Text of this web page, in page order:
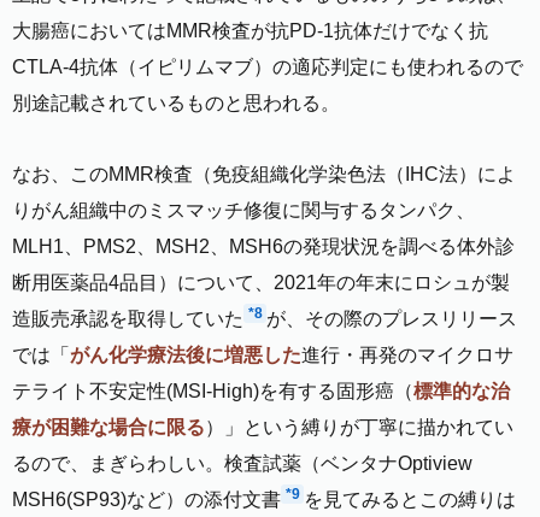
大腸癌においてはMMR検査が抗PD-1抗体だけでなく抗
CTLA-4抗体（イピリムマブ）の適応判定にも使われるので
別途記載されているものと思われる。
なお、このMMR検査（免疫組織化学染色法（IHC法）によ
りがん組織中のミスマッチ修復に関与するタンパク、
MLH1、PMS2、MSH2、MSH6の発現状況を調べる体外診
断用医薬品4品目）について、2021年の年末にロシュが製
造販売承認を取得していた *8 が、その際のプレスリリース
では「 がん化学療法後に増悪した進行・再発のマイクロサ
テライト不安定性(MSI-High)を有する固形癌（標準的な治
療が困難な場合に限る）」という縛りが丁寧に描かれてい
るので、まぎらわしい。検査試薬（ベンタナOptiview
MSH6(SP93)など）の添付文書 *9 を見てみるとこの縛りは